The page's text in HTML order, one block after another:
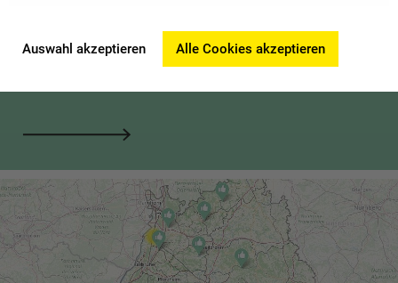
Netzwerk für Contracting-Beratung
BW
Auswahl akzeptieren Alle Cookies akzeptieren